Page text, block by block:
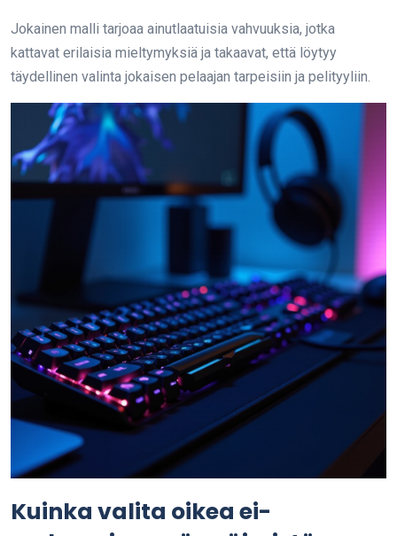
Jokainen malli tarjoaa ainutlaatuisia vahvuuksia, jotka
kattavat erilaisia mieltymyksiä ja takaavat, että löytyy
täydellinen valinta jokaisen pelaajan tarpeisiin ja pelityyliin.
Kuinka valita oikea ei-